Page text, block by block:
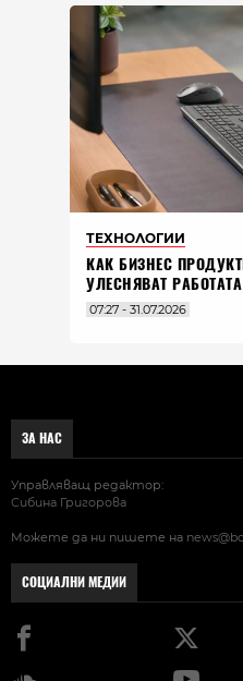
ТЕХНОЛОГИИ
КАК БИЗНЕС
УЛЕСНЯВАТ
07:27 - 31.07.2026
ЗА НАС
Управляващ редактор:
Сибина Григорова
Можете да ни пишете на
СОЦИАЛНИ МЕДИИ